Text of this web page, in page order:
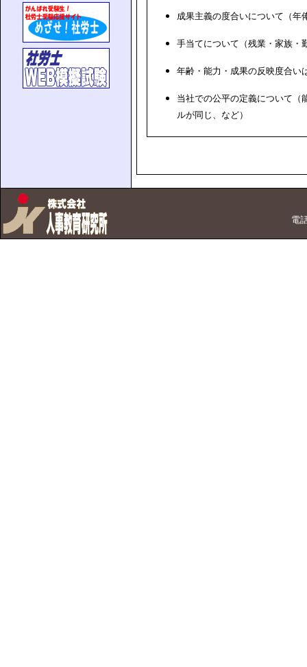
成果主義の度合いについて（年
手当てについて（残業・家族・
年齢・能力・成果の反映度合い
当社での公平の定義について（
ルが同じ、など）
電